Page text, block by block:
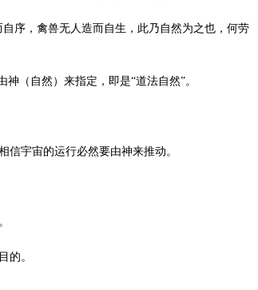
序，禽兽无人造而自生，此乃自然为之也，何劳
（自然）来指定，即是“道法自然”。
宇宙的运行必然要由神来推动。
的。